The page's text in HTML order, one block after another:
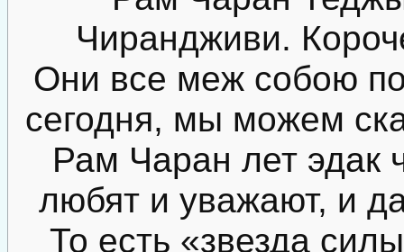
Чирандживи.
Они все меж собою
сегодня, мы можем
Рам Чаран лет эдак
любят и уважают, и
То есть «звезда